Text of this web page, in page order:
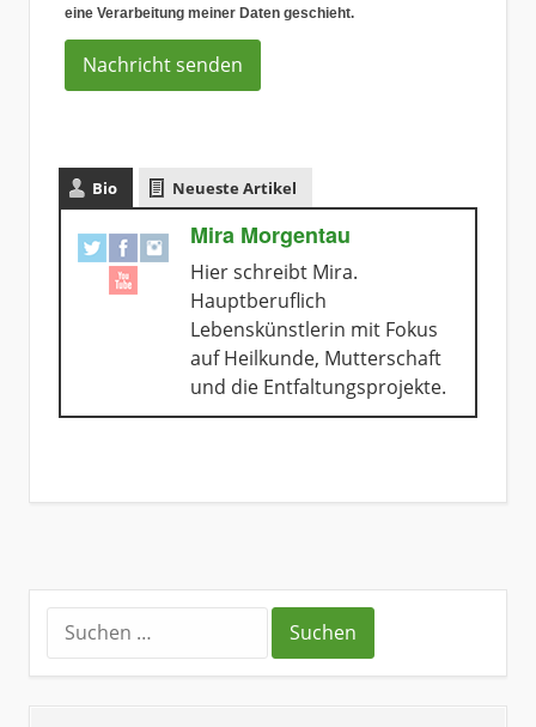
eine Verarbeitung meiner Daten geschieht.
Bio Neueste Artikel
Mira Morgentau
Hier schreibt Mira.
Hauptberuflich
Lebenskünstlerin mit Fokus
auf Heilkunde, Mutterschaft
und die Entfaltungsprojekte.